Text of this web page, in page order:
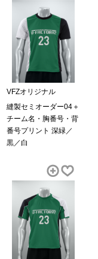
VFZオリジナル
縫製セミオーダー04＋
チーム名・胸番号・背
番号プリント 深緑／
黒／白